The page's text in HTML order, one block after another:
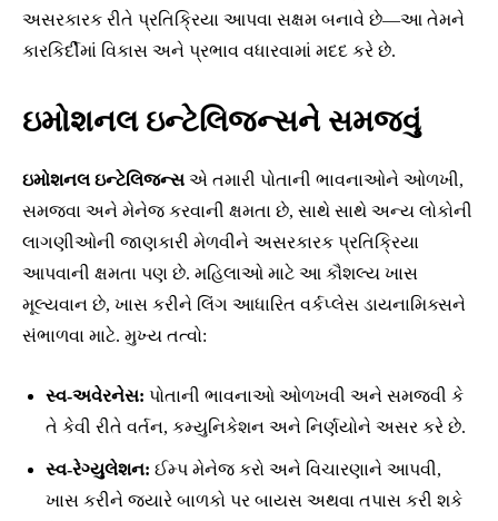
અસરકારક રીતે પ્રતિક્રિયા આપવા સક્ષમ બનાવે છે—આ તેમને
કારકિર્દીમાં વિકાસ અને પ્રભાવ વધારવામાં મદદ કરે છે.
ઇમોશનલ ઇન્ટેલિજન્સને સમજવું
ઇમોશનલ ઇન્ટેલિજન્સ એ તમારી પોતાની ભાવનાઓને ઓળખી,
સમજવા અને મેનેજ કરવાની ક્ષમતા છે, સાથે સાથે અન્ય લોકોની
લાગણીઓની જાણકારી મેળવીને અસરકારક પ્રતિક્રિયા
આપવાની ક્ષમતા પણ છે. મહિલાઓ માટે આ કૌશલ્ય ખાસ
મૂલ્યવાન છે, ખાસ કરીને લિંગ આધારિત વર્કપ્લેસ ડાયનામિક્સને
સંભાળવા માટે. મુખ્ય તત્વો:
સ્વ-અવેરનેસ: પોતાની ભાવનાઓ ઓળખવી અને સમજવી કે
તે કેવી રીતે વર્તન, કમ્યુનિકેશન અને નિર્ણયોને અસર કરે છે.
સ્વ-રેગ્યુલેશન: ઈમ્પ મેનેજ કરો અને વિચારણાને આપવી,
ખાસ કરીને જ્યારે બાળકો પર બાયસ અથવા તપાસ કરી શકે